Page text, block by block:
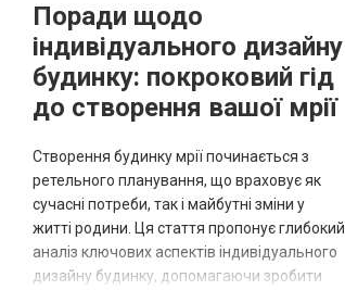
Поради щодо
індивідуального дизайну
будинку: покроковий гід
до створення вашої мрії
Створення будинку мрії починається з
ретельного планування, що враховує як
сучасні потреби, так і майбутні зміни у
житті родини. Ця стаття пропонує глибокий
аналіз ключових аспектів індивідуального
дизайну будинку, допомагаючи зробити